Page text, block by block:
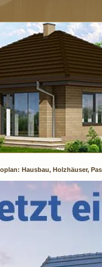
Hausbau, Holzhäuser,